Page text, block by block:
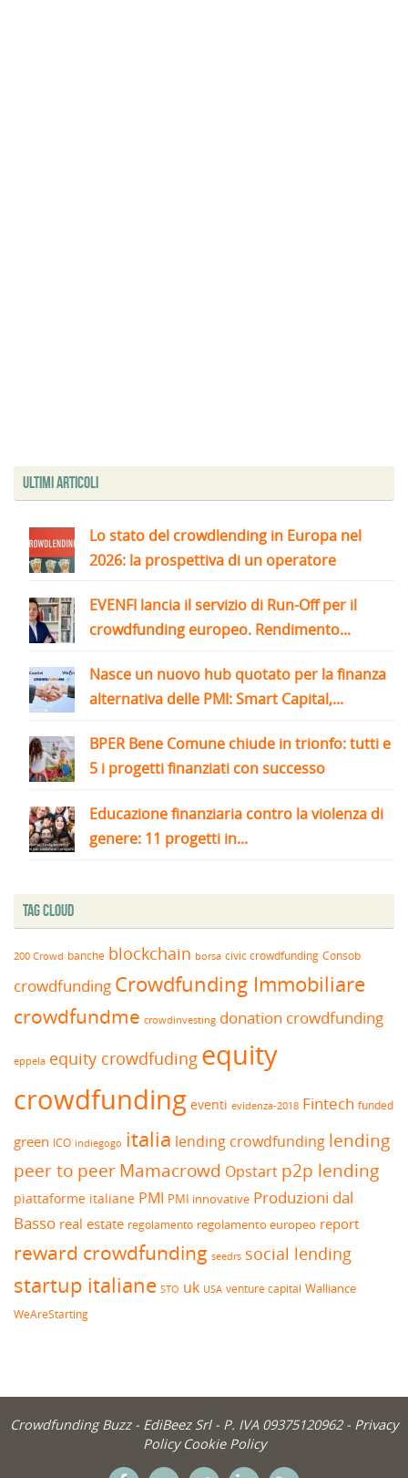
Ultimi articoli
Lo stato del crowdlending in Europa nel
2026: la prospettiva di un operatore
EVENFI lancia il servizio di Run-Off per il
crowdfunding europeo. Rendimento...
Nasce un nuovo hub quotato per la finanza
alternativa delle PMI: Smart Capital,...
BPER Bene Comune chiude in trionfo: tutti e
5 i progetti finanziati con successo
Educazione finanziaria contro la violenza di
genere: 11 progetti in...
Tag Cloud
200 Crowd banche blockchain borsa civic crowdfunding Consob
crowdfunding Crowdfunding Immobiliare
crowdfundme crowdinvesting donation crowdfunding
eppela equity crowdfuding equity
crowdfunding eventi evidenza-2018 Fintech funded
green ICO indiegogo italia lending crowdfunding lending
peer to peerMamacrowd Opstart p2p lending
piattaforme italiane PMI PMI innovative Produzioni dal
Basso real estate regolamento regolamento europeo report
reward crowdfunding seedrs social lending
startup italiane STO uk USA venture capital Walliance
WeAreStarting
Crowdfunding Buzz - EdiBeez Srl - P. IVA 09375120962 - Privacy
Policy Cookie Policy